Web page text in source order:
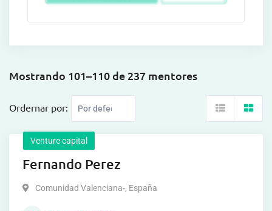
Mostrando 101–110 de 237 mentores
Ordernar por:
Venture capital
Fernando Perez
Comunidad Valenciana-, España